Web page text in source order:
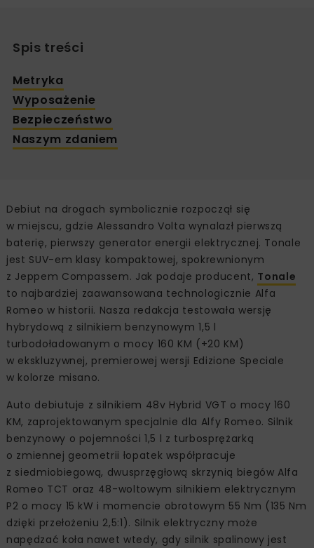
Spis treści
Metryka
Wyposażenie
Bezpieczeństwo
Naszym zdaniem
Debiut na drogach symbolicznie rozpoczął się
w miejscu, gdzie Alessandro Volta wynalazł pierwszą
baterię, pierwszy generator energii elektrycznej. Tonale
jest SUV-em klasy kompaktowej, spokrewnionym
z Jeppem Compassem. Jak podaje producent, Tonale
to najbardziej zaawansowana technologicznie Alfa
Romeo w historii. Nasza redakcja testowała wersję
hybrydową z silnikiem benzynowym 1,5 l
turbodoładowanym o mocy 160 KM (+20 KM)
w ekskluzywnej, premierowej wersji Edizione Speciale
w kolorze misano.
Auto debiutuje z silnikiem 48v Hybrid VGT o mocy 160
KM, zaprojektowanym specjalnie dla Alfy Romeo. Silnik
benzynowy o pojemności 1,5 l z turbosprężarką
o zmiennej geometrii łopatek współpracuje
z siedmiobiegową, dwusprzęgłową skrzynią biegów Alfa
Romeo TCT oraz 48-woltowym silnikiem elektrycznym
P2 o mocy 15 kW i momencie obrotowym 55 Nm (135 Nm
dzięki przełożeniu 2,5:1). Silnik elektryczny może
napędzać koła nawet wtedy, gdy silnik spalinowy jest